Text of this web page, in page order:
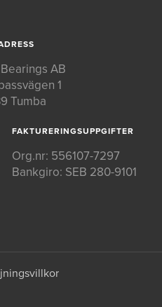
AB
1
Tumba
FAKTURERINGSUPPGIFTER
Org.nr: 556107-7297
Bankgiro: SEB 280-9101